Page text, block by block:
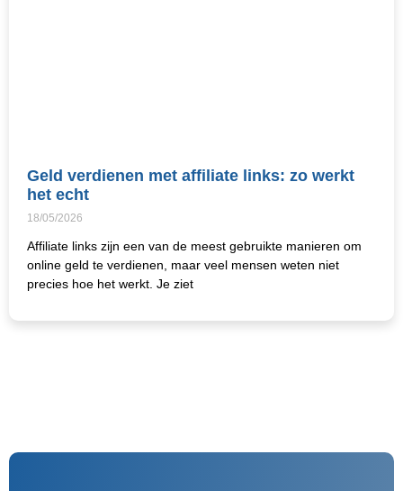
Geld verdienen met affiliate links: zo werkt
het echt
18/05/2026
Affiliate links zijn een van de meest gebruikte manieren om
online geld te verdienen, maar veel mensen weten niet
precies hoe het werkt. Je ziet